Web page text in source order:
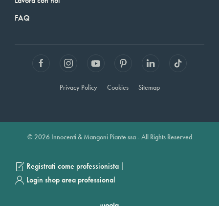
FAQ
Privacy Policy Cookies Sitemap
© 2026 Innocenti & Mangoni Piante ssa - All Rights Reserved
Registrati come professionista |
Login shop area professional